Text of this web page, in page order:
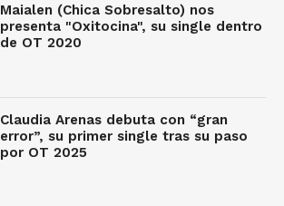
Maialen (Chica Sobresalto) nos
presenta "Oxitocina", su single dentro
de OT 2020
Claudia Arenas debuta con “gran
error”, su primer single tras su paso
por OT 2025